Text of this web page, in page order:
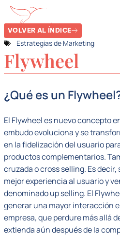
VOLVER AL ÍNDICE
Estrategias de Marketing
Flywheel
¿Qué es un
El Flywheel es nuevo concepto
embudo evoluciona y se
en la fidelización del usuario
productos complementarios.
cruzada o cross selling. Es
mejor experiencia al usuario y
denominado up selling. El
generar una mayor interacción
empresa, que perdure más allá
extienda aún después de la